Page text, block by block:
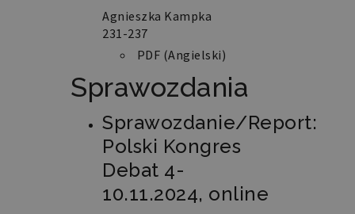
Agnieszka Kampka
231-237
PDF (Angielski)
Sprawozdania
Sprawozdanie/Report:
Polski Kongres
Debat 4-
10.11.2024, online